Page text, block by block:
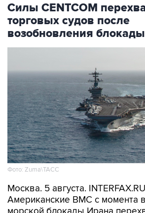
Силы CENTCOM
торговых судов после
возобновления
Фото: Zuma\ТАСС
Москва. 5 августа.
Американские ВМС с момента